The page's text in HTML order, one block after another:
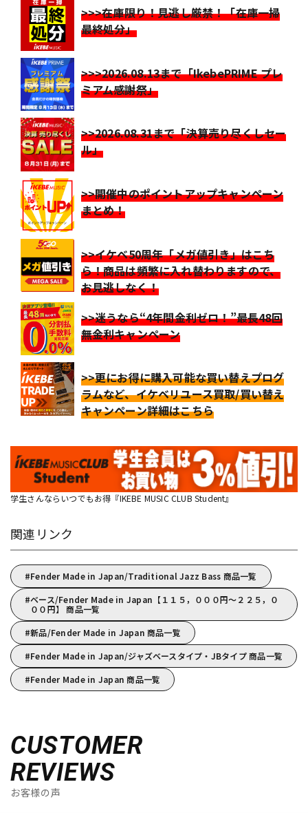
>>>在庫限り！見逃し厳禁！「在庫一掃
最終処分」
>>>2026.08.13まで「IkebePRIME プレ
ミアム感謝祭」
>>2026.08.31まで「決算売り尽くしセー
ル」
>>開催中のポイントアップキャンペーン
まとめ！
>>イケベ50周年「メガ値引き」はこち
ら！商品は頻繁に入れ替わりますので、
お見逃しなく！
>>迷うなら“4年間金利ゼロ！”最長48回
無金利キャンペーン
>>更にお得に購入可能な買い替えプログ
ラムなど、イケベリユース買取/買い替え
キャンペーン詳細はこちら
学生さんならいつでもお得『IKEBE MUSIC CLUB Student』
関連リンク
Fender Made in Japan/Traditional Jazz Bass 商品一覧
ベース/Fender Made in Japan【１１５，０００円～２２５，０
００円】 商品一覧
新品/Fender Made in Japan 商品一覧
Fender Made in Japan/ジャズベースタイプ・JBタイプ 商品一覧
Fender Made in Japan 商品一覧
CUSTOMER
REVIEWS
お客様の声